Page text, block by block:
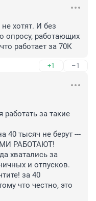
хотят. И без
опросу, работающих
работает за 70К
+1 –1
работать за такие
40 тысяч не берут ---
РАБОТАЮТ!
хватались за
и отпусков.
за 40
что честно, это